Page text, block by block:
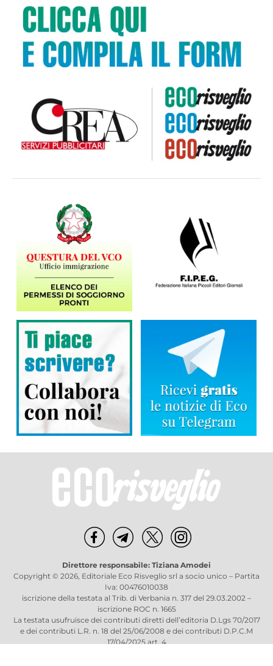
Direttore responsabile: Tiziana Amodei
Copyright © 2026, Editoriale Eco Risveglio srl a socio unico – Partita
Iva: 00476010038
iscrizione della testata al Trib. di Verbania n. 317 del 29.03.2002 –
iscrizione ROC n. 1665
La testata usufruisce dei contributi diretti dell’editoria D.Lgs 70/2017
e dei contributi L.R. n. 18 del 25/06/2008 e dei contributi D.P.C.M
17/04/2025 art. 4